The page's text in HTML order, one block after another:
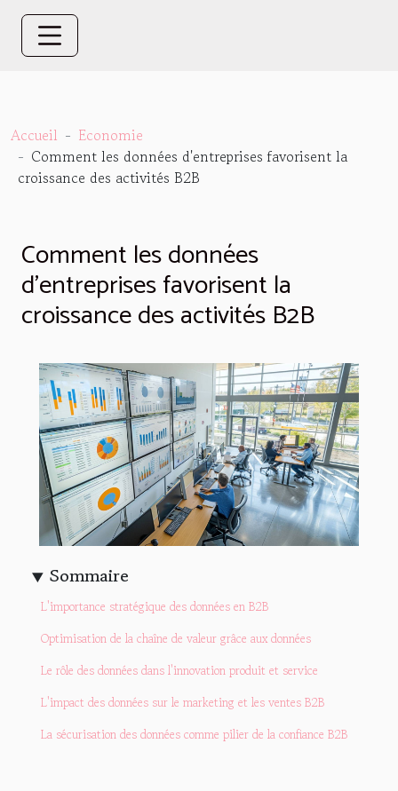
Accueil
Economie
Comment les données d'entreprises favorisent la
croissance des activités B2B
Comment les données
d'entreprises favorisent la
croissance des activités B2B
Sommaire
L'importance stratégique des données en B2B
Optimisation de la chaîne de valeur grâce aux données
Le rôle des données dans l'innovation produit et service
L'impact des données sur le marketing et les ventes B2B
La sécurisation des données comme pilier de la confiance B2B